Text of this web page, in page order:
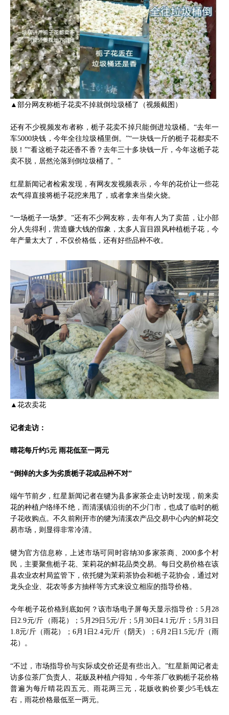
▲部分网友称栀子花卖不掉就倒垃圾桶了（视频截图）
还有不少视频发布者称，栀子花卖不掉只能倒进垃圾桶。“去年一
车5000块钱，今年全往垃圾桶里倒。”“一块钱一斤的栀子花都卖不
脱！”“看这栀子花还香不香？去年三十多块钱一斤，今年这栀子花
卖不脱，居然沦落到倒垃圾桶了。”
红星新闻记者检索发现，有网友发视频表示，今年的花价让一些花
农气得直接将栀子花挖来甩了，或者拿来当柴火烧。
“一场栀子一场梦。”还有不少网友称，去年有人为了卖苗，让小部
分人先得利，营造赚大钱的假象，太多人盲目跟风种植栀子花，今
年产量太大了，不仅价格低，还有好些品种不收。
▲花农卖花
记者走访：
晴花每斤约5元 雨花低至一两元
“倒掉的大多为劣质栀子花或品种不对”
端午节前夕，红星新闻记者在犍为县多家茶企走访时发现，前来卖
花的种植户络绎不绝，而清溪镇沿街的不少门市，也成了临时的栀
子花收购点。不久前刚开市的犍为清溪农产品交易中心内的鲜花交
易市场，则显得非常冷清。
犍为官方信息称，上述市场可同时容纳30多家茶商、2000多个村
民，主要聚焦栀子花、茉莉花的鲜花品类交易。每日交易价格在该
县农业农村局监管下，依托犍为茉莉茶协会和栀子花协会，通过对
龙头企业、花农等多方抽样等方式来设立相应的指导价格。
今年栀子花价格到底如何？该市场电子屏每天显示指导价：5月28
日2.9元/斤（雨花）；5月29日5元/斤；5月30日4.1元/斤；5月31日
1.8元/斤（雨花）；6月1日2.4元/斤（阴天）；6月2日1.5元/斤（雨
花）。
“不过，市场指导价与实际成交价还是有些出入。”红星新闻记者走
访多位茶厂负责人、花贩及种植户得知，今年茶厂收购栀子花价格
普遍为每斤晴花四五元、雨花两三元，花贩收购价要少5毛钱左
右，雨花价格最低至一两元。